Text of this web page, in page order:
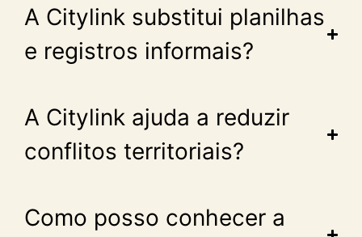
A Citylink substitui planilhas
e registros informais?
A Citylink ajuda a reduzir
conflitos territoriais?
Como posso conhecer a